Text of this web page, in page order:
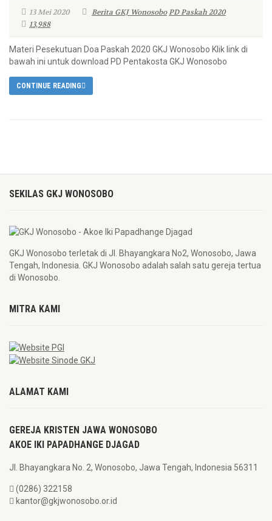
13 Mei 2020 Berita GKJ WonosoboPD Paskah 2020
13,988
Materi Pesekutuan Doa Paskah 2020 GKJ Wonosobo Klik link di
bawah ini untuk download PD Pentakosta GKJ Wonosobo
CONTINUE READING
SEKILAS GKJ WONOSOBO
GKJ Wonosobo terletak di Jl. Bhayangkara No2, Wonosobo, Jawa
Tengah, Indonesia. GKJ Wonosobo adalah salah satu gereja tertua
di Wonosobo.
MITRA KAMI
ALAMAT KAMI
GEREJA KRISTEN JAWA WONOSOBO
AKOE IKI PAPADHANGE DJAGAD
Jl. Bhayangkara No. 2, Wonosobo, Jawa Tengah, Indonesia 56311
(0286) 322158
kantor@gkjwonosobo.or.id